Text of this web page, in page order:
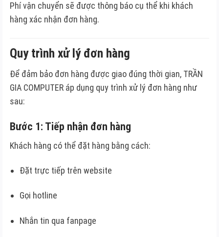
Phí vận chuyển sẽ được thông báo cụ thể khi khách
hàng xác nhận đơn hàng.
Quy trình xử lý đơn hàng
Để đảm bảo đơn hàng được giao đúng thời gian, TRẦN
GIA COMPUTER áp dụng quy trình xử lý đơn hàng như
sau:
Bước 1: Tiếp nhận đơn hàng
Khách hàng có thể đặt hàng bằng cách:
Đặt trực tiếp trên website
Gọi hotline
Nhắn tin qua fanpage